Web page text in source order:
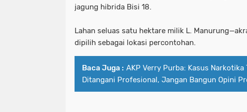
jagung hibrida Bisi 18.
Lahan seluas satu hektare milik L.
dipilih sebagai lokasi percontohan.
Baca Juga : AKP Verry Purba: Kasus Narkotika
Ditangani Profesional, Jangan Bangun Opini